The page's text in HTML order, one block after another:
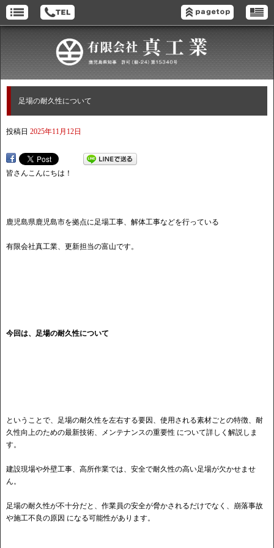
足場の耐久性について
投稿日 2025年11月12日
皆さんこんにちは！
鹿児島県鹿児島市を拠点に足場工事、解体工事などを行っている
有限会社真工業、更新担当の富山です。
今回は、足場の耐久性について
ということで、足場の耐久性を左右する要因、使用される素材ごとの特徴、耐
久性向上のための最新技術、メンテナンスの重要性 について詳しく解説しま
す。
建設現場や外壁工事、高所作業では、安全で耐久性の高い足場が欠かせませ
ん。
足場の耐久性が不十分だと、作業員の安全が脅かされるだけでなく、崩落事故
や施工不良の原因 になる可能性があります。